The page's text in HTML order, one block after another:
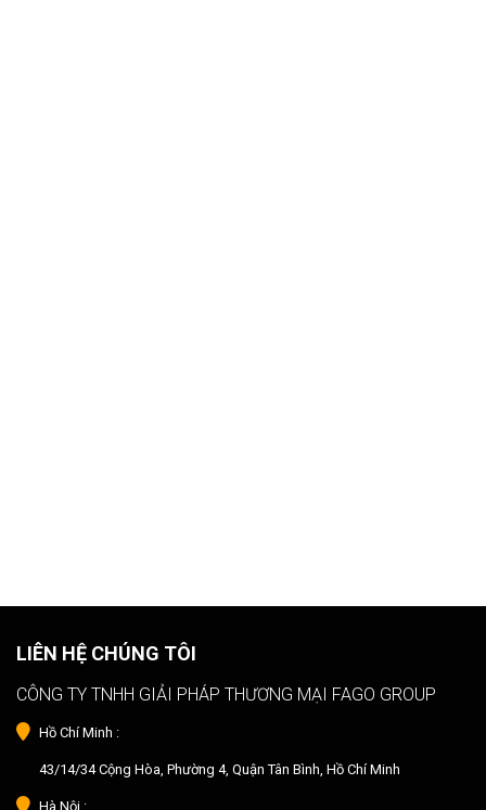
LIÊN HỆ CHÚNG TÔI
CÔNG TY TNHH GIẢI PHÁP THƯƠNG MẠI FAGO GROUP
Hồ Chí Minh :
43/14/34 Cộng Hòa, Phường 4, Quận Tân Bình, Hồ Chí Minh
Hà Nội :